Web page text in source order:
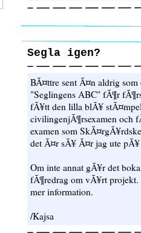
Segla igen?
BÃ¤ttre sent Ã¤n aldrig
"Seglingens ABC" fÃ¶r
fÃ¥tt den lilla blÃ¥
civilingenjÃ¶rsexamen och
examen som
det Ã¤r sÃ¥ Ã¤r jag ute
Om inte annat gÃ¥r det
fÃ¶redrag om vÃ¥rt
mer information.
/Kajsa